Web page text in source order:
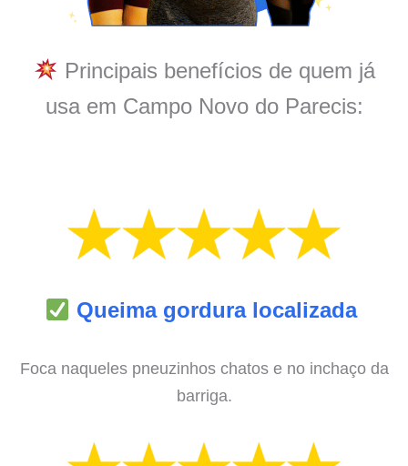
Principais benefícios de quem já
usa em Campo Novo do Parecis:
Queima gordura localizada
Foca naqueles pneuzinhos chatos e no inchaço da
barriga.